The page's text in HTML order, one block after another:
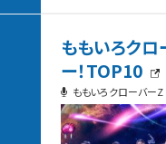
ももいろクロ
ー！TOP10
ももいろクローバーZ